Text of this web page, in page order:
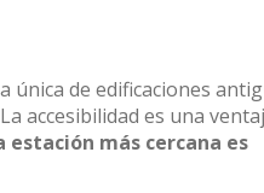
de edificaciones
La accesibilidad es una
estación más cercana es